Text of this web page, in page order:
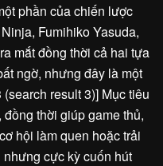
phần của chiến lược
Fumihiko Yasuda,
mắt đồng thời cả hai tựa
ngờ, nhưng đây là một
result 3)] Mục tiêu
thời giúp game thủ,
hội làm quen hoặc trải
cực kỳ cuốn hút